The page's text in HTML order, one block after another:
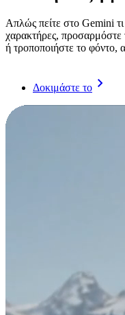
Απλώς πείτε στο Gemini
χαρακτήρες, προσαρμόστε
ή τροποποιήστε το φόντο,
Δοκιμάστε το